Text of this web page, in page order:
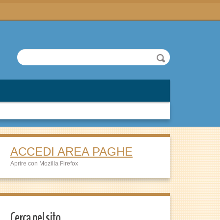
ACCEDI AREA PAGHE
Aprire con Mozilla Firefox